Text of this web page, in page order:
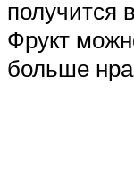
получится
Фрукт
больше